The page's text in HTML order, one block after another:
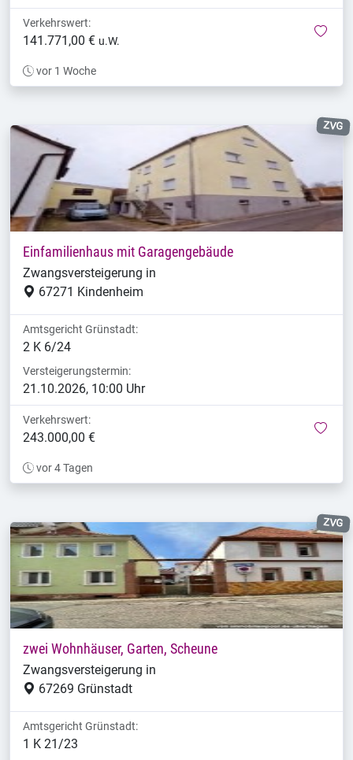
Verkehrswert:
141.771,00 € u.W.
vor 1 Woche
ZVG
Einfamilienhaus mit Garagengebäude
Zwangsversteigerung in
67271 Kindenheim
Amtsgericht Grünstadt:
2 K 6/24
Versteigerungstermin:
21.10.2026, 10:00 Uhr
Verkehrswert:
243.000,00 €
vor 4 Tagen
ZVG
zwei Wohnhäuser, Garten, Scheune
Zwangsversteigerung in
67269 Grünstadt
Amtsgericht Grünstadt:
1 K 21/23